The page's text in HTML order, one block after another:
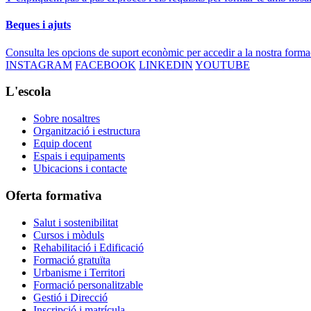
Beques i ajuts
Consulta les opcions de suport econòmic per accedir a la nostra
INSTAGRAM FACEBOOK LINKEDIN YOUTUBE
L'escola
Sobre nosaltres
Organització i estructura
Equip docent
Espais i equipaments
Ubicacions i contacte
Oferta formativa
Salut i sostenibilitat
Cursos i mòduls
Rehabilitació i Edificació
Formació gratuïta
Urbanisme i Territori
Formació personalitzable
Gestió i Direcció